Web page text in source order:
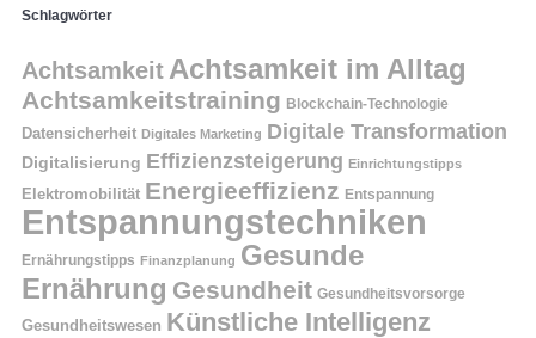
Schlagwörter
Achtsamkeit Achtsamkeit im Alltag
Achtsamkeitstraining Blockchain-Technologie
Datensicherheit Digitales Marketing Digitale Transformation
Digitalisierung Effizienzsteigerung Einrichtungstipps
Elektromobilität Energieeffizienz Entspannung
Entspannungstechniken
Ernährungstipps Finanzplanung Gesunde
Ernährung Gesundheit Gesundheitsvorsorge
Gesundheitswesen Künstliche Intelligenz